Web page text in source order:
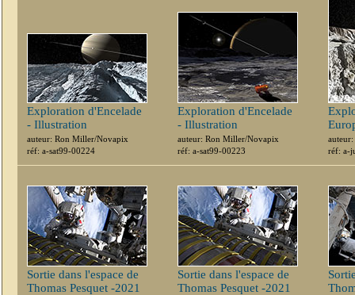
Exploration d'Encelade
- Illustration
auteur: Ron Miller/Novapix
réf: a-sat99-00224
Exploration d'Encelade
- Illustration
auteur: Ron Miller/Novapix
réf: a-sat99-00223
réf: a-
Sortie dans l'espace de
Thomas Pesquet -2021
Sortie dans l'espace de
Thomas Pesquet -2021